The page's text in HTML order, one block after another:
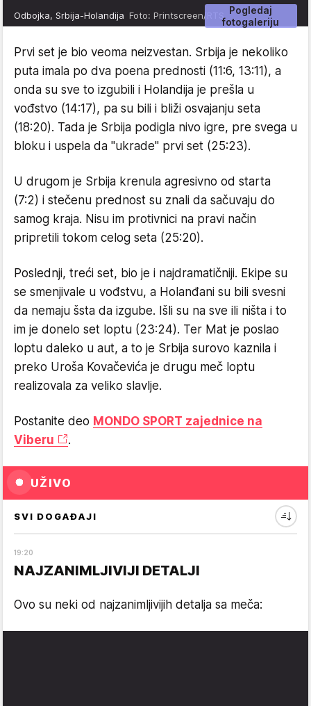
Pogledaj
fotogaleriju
Odbojka, Srbija-Holandija Foto: Printscreen/RTS
Prvi set je bio veoma neizvestan. Srbija je nekoliko
puta imala po dva poena prednosti (11:6, 13:11), a
onda su sve to izgubili i Holandija je prešla u
vođstvo (14:17), pa su bili i bliži osvajanju seta
(18:20). Tada je Srbija podigla nivo igre, pre svega u
bloku i uspela da "ukrade" prvi set (25:23).
U drugom je Srbija krenula agresivno od starta
(7:2) i stečenu prednost su znali da sačuvaju do
samog kraja. Nisu im protivnici na pravi način
pripretili tokom celog seta (25:20).
Poslednji, treći set, bio je i najdramatičniji. Ekipe su
se smenjivale u vođstvu, a Holanđani su bili svesni
da nemaju šsta da izgube. Išli su na sve ili ništa i to
im je donelo set loptu (23:24). Ter Mat je poslao
loptu daleko u aut, a to je Srbija surovo kaznila i
preko Uroša Kovačevića je drugu meč loptu
realizovala za veliko slavlje.
Postanite deo MONDO SPORT zajednice na
Viberu
.
UŽIVO
SVI DOGAĐAJI
19:20
NAJZANIMLJIVIJI DETALJI
Ovo su neki od najzanimljivijih detalja sa meča: